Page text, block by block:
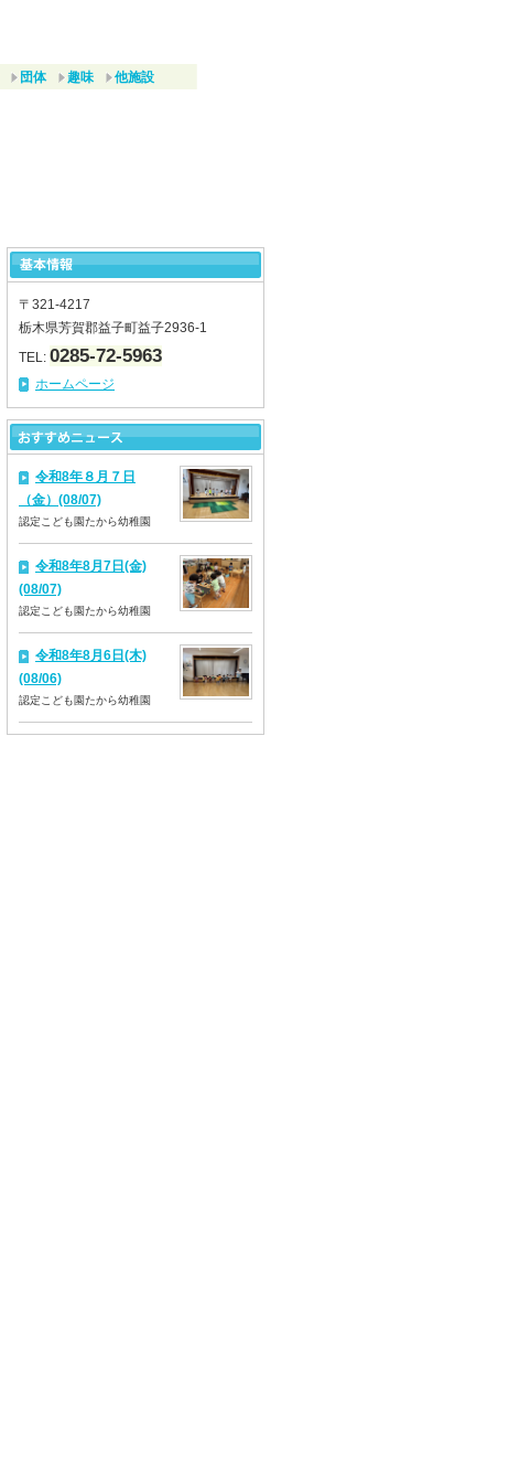
団体 趣味 他施設
〒321-4217
栃木県芳賀郡益子町益子2936-1
TEL: 0285-72-5963
ホームページ
令和8年８月７日
（金）(08/07)
認定こども園たから幼稚園
令和8年8月7日(金)
(08/07)
認定こども園たから幼稚園
令和8年8月6日(木)
(08/06)
認定こども園たから幼稚園